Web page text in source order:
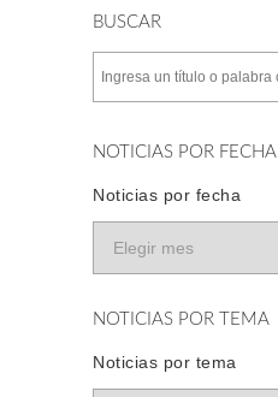
BUSCAR
NOTICIAS POR FECHA
Noticias por fecha
NOTICIAS POR TEMA
Noticias por tema